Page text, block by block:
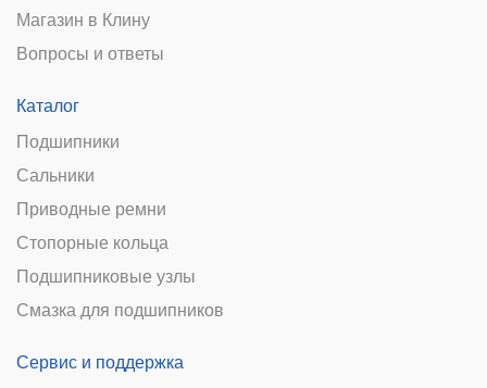
Магазин в Клину
Вопросы и ответы
Каталог
Подшипники
Сальники
Приводные ремни
Стопорные кольца
Подшипниковые узлы
Смазка для подшипников
Сервис и поддержка